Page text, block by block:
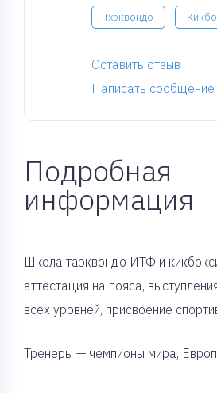
Тхэквондо
Оставить отзыв
Написать сообщение
Подробная
информация
Школа таэквондо ИТФ и
аттестация на пояса,
всех уровней, присвоение
Тренеры — чемпионы мира,